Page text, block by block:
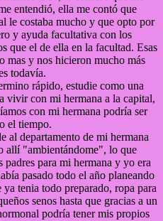
entendió, ella me contó que
le costaba mucho y que opto por
y ayuda facultativa con los
que el de ella en la facultad. Esas
mas y nos hicieron mucho más
todavía.
rápido, estudie como una
vivir con mi hermana a la capital,
con mi hermana podría ser
el tiempo.
al departamento de mi hermana
allí "ambientándome", lo que
para mi hermana y yo era
pasado todo el año planeando
tenia todo preparado, ropa para
senos hasta que gracias a un
podría tener mis propios